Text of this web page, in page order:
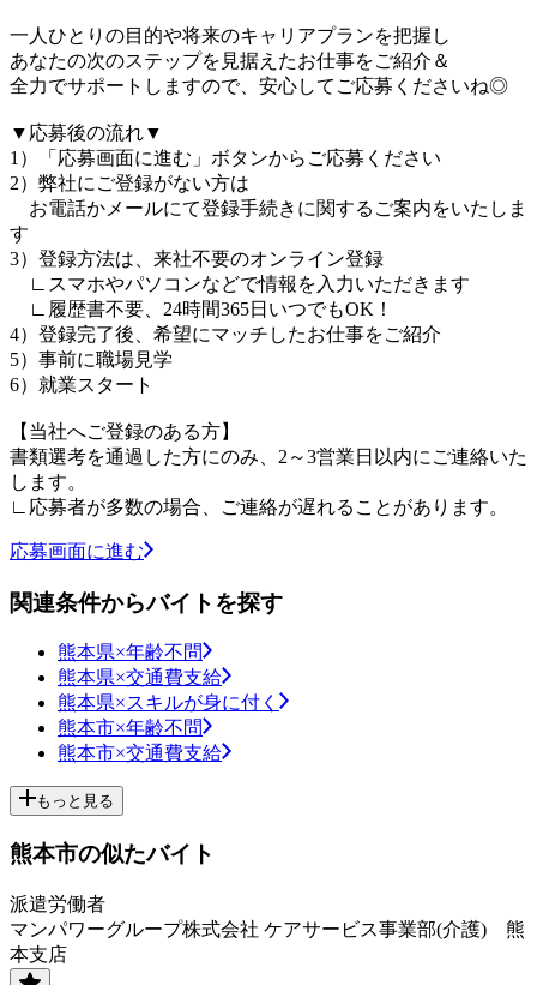
一人ひとりの目的や将来のキャリアプランを把握し
あなたの次のステップを見据えたお仕事をご紹介＆
全力でサポートしますので、安心してご応募くださいね◎
▼応募後の流れ▼
1）「応募画面に進む」ボタンからご応募ください
2）弊社にご登録がない方は
お電話かメールにて登録手続きに関するご案内をいたしま
す
3）登録方法は、来社不要のオンライン登録
∟スマホやパソコンなどで情報を入力いただきます
∟履歴書不要、24時間365日いつでもOK！
4）登録完了後、希望にマッチしたお仕事をご紹介
5）事前に職場見学
6）就業スタート
【当社へご登録のある方】
書類選考を通過した方にのみ、2～3営業日以内にご連絡いた
します。
∟応募者が多数の場合、ご連絡が遅れることがあります。
応募画面に進む
関連条件からバイトを探す
熊本県×年齢不問
熊本県×交通費支給
熊本県×スキルが身に付く
熊本市×年齢不問
熊本市×交通費支給
もっと見る
熊本市の似たバイト
派遣労働者
マンパワーグループ株式会社 ケアサービス事業部(介護) 熊
本支店